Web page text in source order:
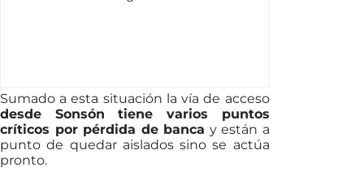
Sumado a esta situación la vía de acceso
desde Sonsón tiene varios puntos
críticos por pérdida de banca y están a
punto de quedar aislados sino se actúa
pronto.